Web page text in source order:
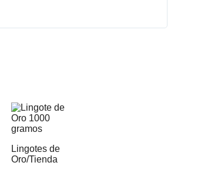
Lingotes de
Oro/Tienda